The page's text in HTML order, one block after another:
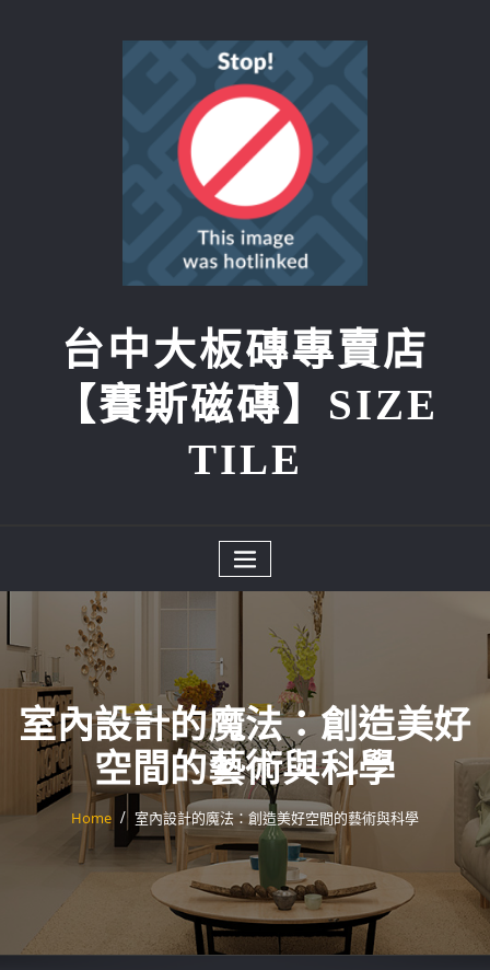
台中大板磚專賣店
【賽斯磁磚】SIZE
TILE
室內設計的魔法：創造美好
空間的藝術與科學
Home 室內設計的魔法：創造美好空間的藝術與科學